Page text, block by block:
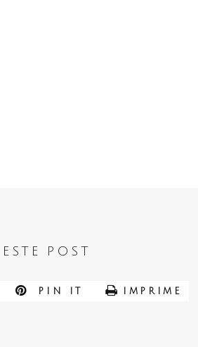
POST
PIN IT IMPRIME